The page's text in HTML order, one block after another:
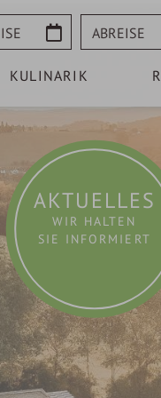
Abreise
KULINARIK
AKTUELLES
WIR HALTEN
SIE INFORMIERT